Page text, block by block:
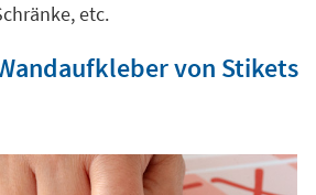
etc.
von Stikets